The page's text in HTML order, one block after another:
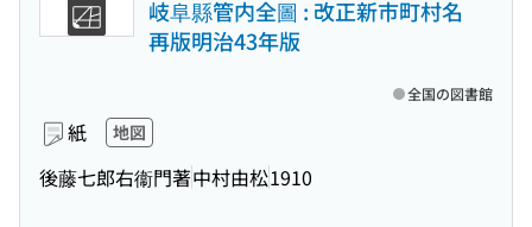
岐阜縣管内全圖 : 改正新市町村名
再版明治43年版
紙 地図
後藤七郎右衞門著中村由松1910
全国の図書館